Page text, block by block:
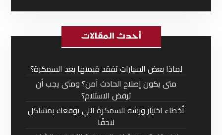
أحدث المقالات
لماذا بعض السيارات تفقد قيمتها بعد السمكرة؟
متى يكون إصلاح الحادث آمن؟ ومتى يجب أن
ترفض الاستلام؟
أخطاء اختيار ورشة السمكرة اللي توقعك بمشاكل
لاحقًا